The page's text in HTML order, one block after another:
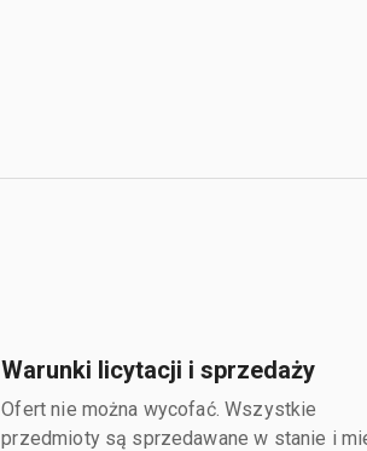
Warunki licytacji i sprzedaży
Ofert nie można wycofać. Wszystkie
przedmioty są sprzedawane w stanie i